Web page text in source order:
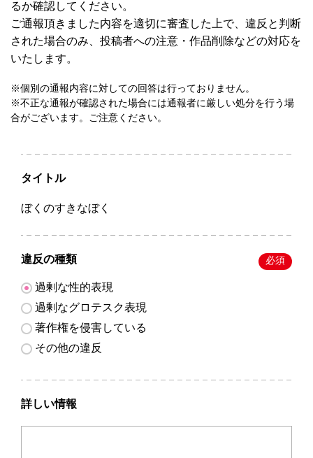
るか確認してください。
ご通報頂きました内容を適切に審査した上で、違反と判断
された場合のみ、投稿者への注意・作品削除などの対応を
いたします。
※個別の通報内容に対しての回答は行っておりません。
※不正な通報が確認された場合には通報者に厳しい処分を行う場
合がございます。ご注意ください。
タイトル
ぼくのすきなぼく
違反の種類 必須
過剰な性的表現
過剰なグロテスク表現
著作権を侵害している
その他の違反
詳しい情報